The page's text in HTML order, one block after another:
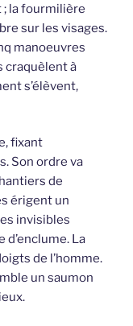
; la fourmilière
sur les visages.
manoeuvres
craquèlent à
s’élèvent,
fixant
Son ordre va
de
érigent un
invisibles
La
de l’homme.
un saumon